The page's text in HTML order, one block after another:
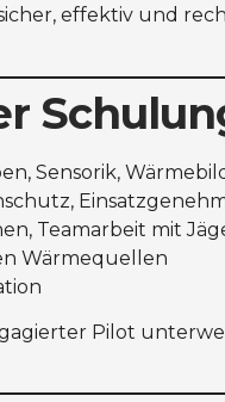
effektiv und
Sensorik,
Teamarbeit mit
Wärmequellen
Pilot